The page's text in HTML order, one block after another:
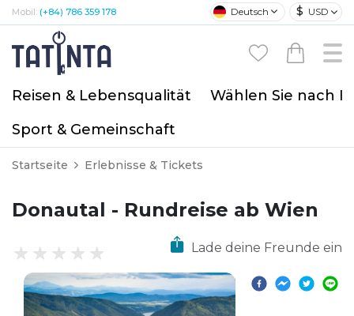
Mobil: (+84) 786 359 178 Deutsch $ USD
Reisen & Lebensqualität
Wählen Sie nach
Sport & Gemeinschaft
Startseite Erlebnisse & Tickets
Donautal - Rundreise ab Wien
Lade deine Freunde ein